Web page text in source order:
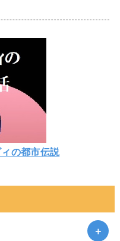
の都市伝説